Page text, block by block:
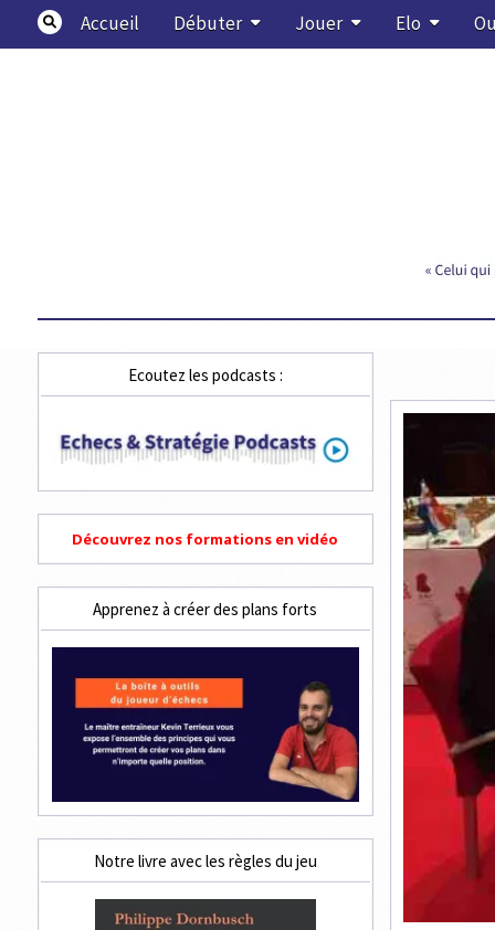
content
Accueil Débuter Jouer Elo
Ecoutez les podcasts :
Découvrez nos formations en vidéo
Apprenez à créer des plans forts
Notre livre avec les règles du jeu